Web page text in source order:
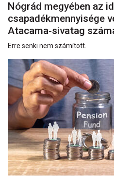
Nógrád megyében az
csapadékmennyisége
Atacama‑sivatag
Erre senki nem számított.